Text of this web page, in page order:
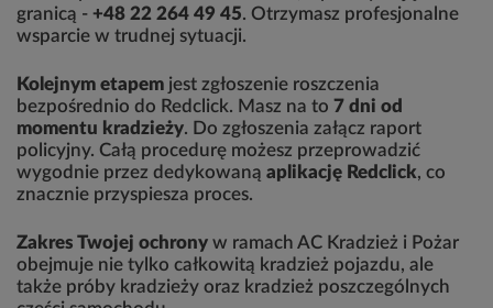
granicą - +48 22 264 49 45. Otrzymasz profesjonalne
wsparcie w trudnej sytuacji.
Kolejnym etapem jest zgłoszenie roszczenia
bezpośrednio do Redclick. Masz na to 7 dni od
momentu kradzieży. Do zgłoszenia załącz raport
policyjny. Całą procedurę możesz przeprowadzić
wygodnie przez dedykowaną aplikację Redclick, co
znacznie przyspiesza proces.
Zakres Twojej ochrony w ramach AC Kradzież i Pożar
obejmuje nie tylko całkowitą kradzież pojazdu, ale
także próby kradzieży oraz kradzież poszczególnych